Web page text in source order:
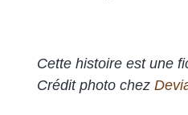
Cette histoire est une
Crédit photo chez